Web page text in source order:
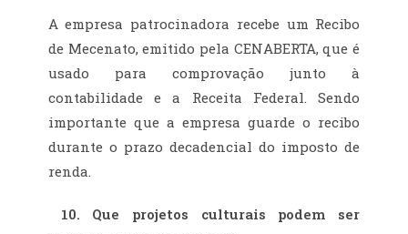
A empresa patrocinadora recebe um Recibo
de Mecenato, emitido pela CENABERTA, que é
usado para comprovação junto à
contabilidade e a Receita Federal. Sendo
importante que a empresa guarde o recibo
durante o prazo decadencial do imposto de
renda.
10. Que projetos culturais podem ser